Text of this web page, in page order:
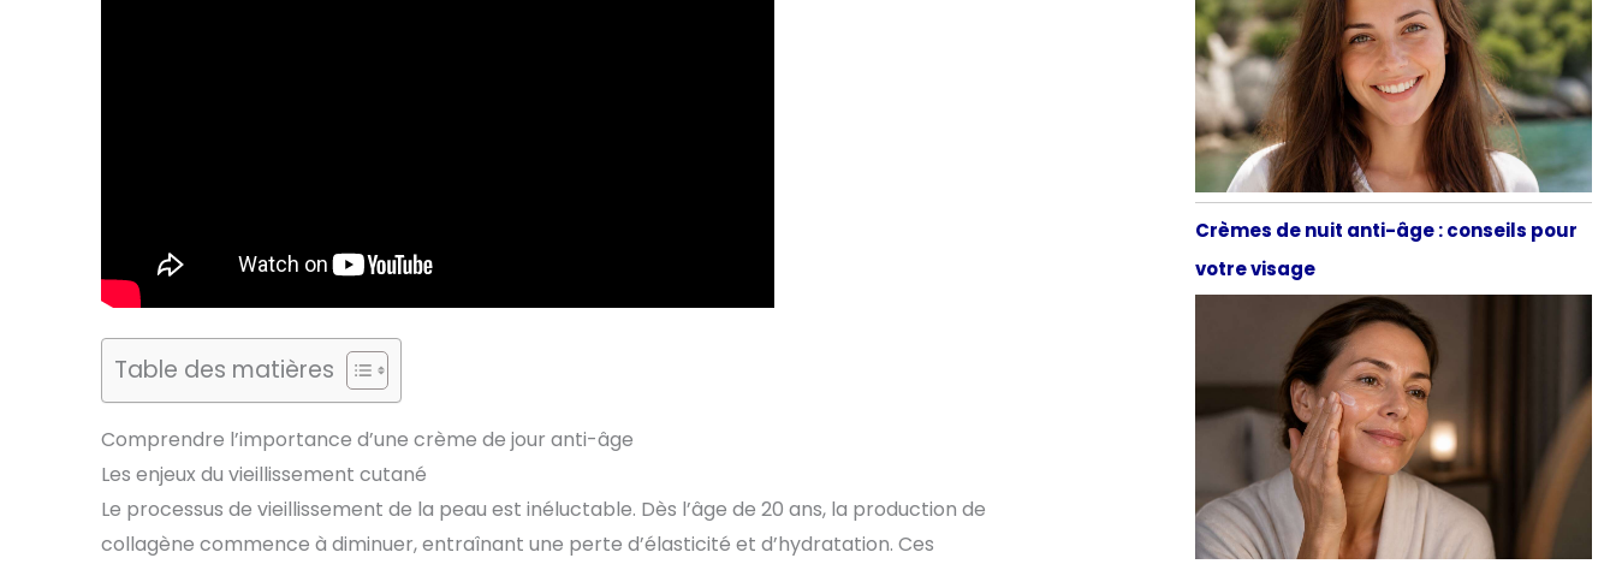
Table des matières
Comprendre l’importance d’une crème de jour anti-âge
Les enjeux du vieillissement cutané
Le processus de vieillissement de la peau est inéluctable. Dès l’âge de 20 ans, la production de
collagène commence à diminuer, entraînant une perte d’élasticité et d’hydratation. Ces
Crèmes de nuit anti-âge : conseils pour
votre visage